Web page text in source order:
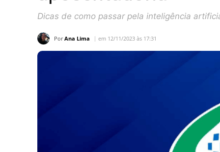
Dicas de como passar pela inteligência
Por Ana Lima em 12/11/2023 às 17:31